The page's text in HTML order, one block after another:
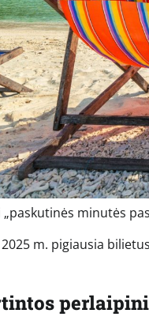
minutės
2025 m. pigiausia